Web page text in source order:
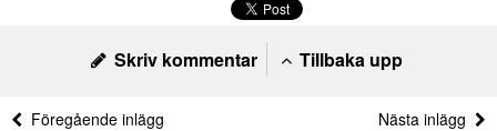
Skriv kommentar Tillbaka upp
Föregående inlägg Nästa inlägg